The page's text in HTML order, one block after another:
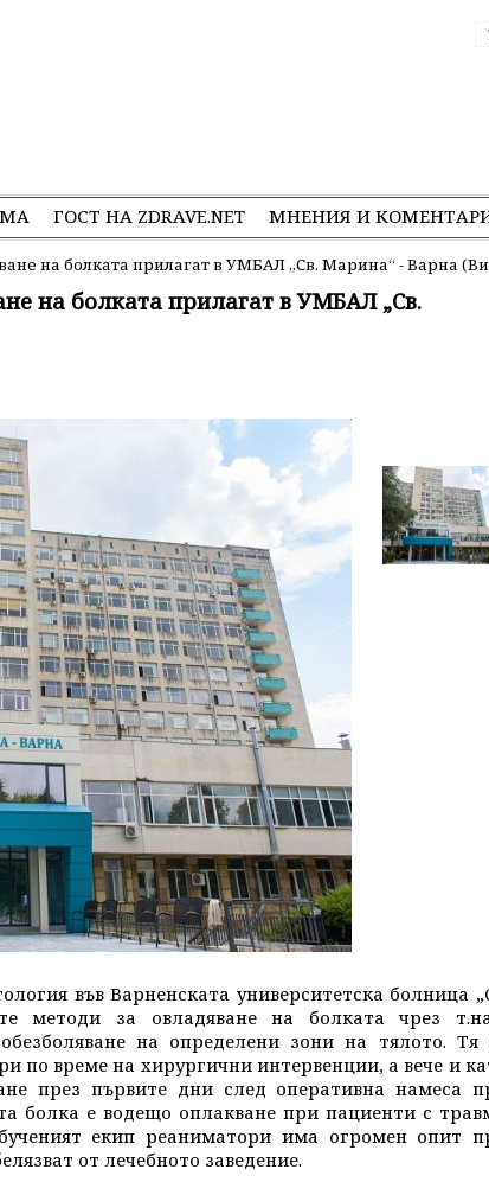
ГОСТ НА ZDRAVE.NET МНЕНИЯ И
на болката прилагат в УМБАЛ „Св. Марина“ - Варна
на болката прилагат в УМБАЛ „Св.
във Варненската университетска болница
методи за овладяване на болката чрез
на определени зони на тялото. Тя
по време на хирургични интервенции, а вече и
през първите дни след оперативна намеса
болка е водещо оплакване при пациенти с
екип реаниматори има огромен опит
от лечебното заведение.